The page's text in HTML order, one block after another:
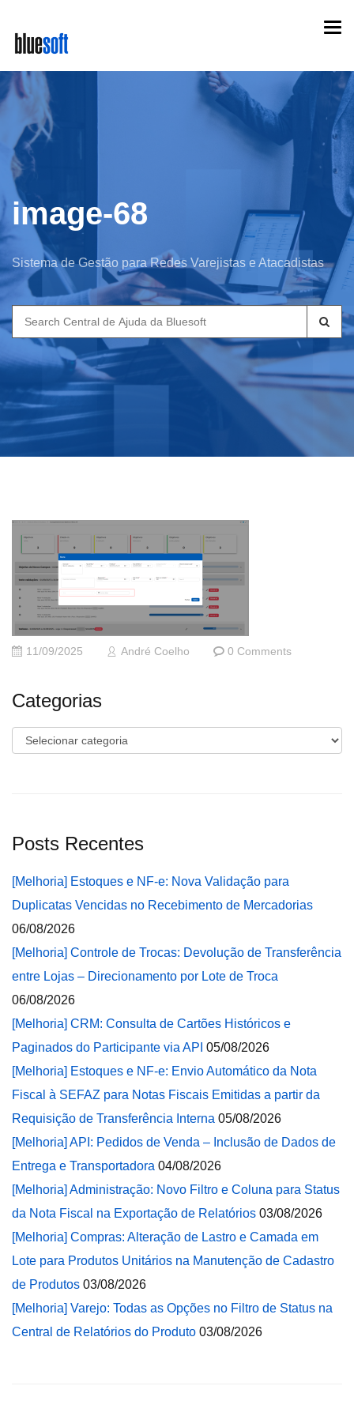
main
content
image-68
Sistema de Gestão para Redes Varejistas e Atacadistas
Search
for:
11/09/2025 André Coelho 0 Comments
Categorias
Categorias
Posts Recentes
[Melhoria] Estoques e NF-e: Nova Validação para
Duplicatas Vencidas no Recebimento de Mercadorias
06/08/2026
[Melhoria] Controle de Trocas: Devolução de Transferência
entre Lojas – Direcionamento por Lote de Troca
06/08/2026
[Melhoria] CRM: Consulta de Cartões Históricos e
Paginados do Participante via API 05/08/2026
[Melhoria] Estoques e NF-e: Envio Automático da Nota
Fiscal à SEFAZ para Notas Fiscais Emitidas a partir da
Requisição de Transferência Interna 05/08/2026
[Melhoria] API: Pedidos de Venda – Inclusão de Dados de
Entrega e Transportadora 04/08/2026
[Melhoria] Administração: Novo Filtro e Coluna para Status
da Nota Fiscal na Exportação de Relatórios 03/08/2026
[Melhoria] Compras: Alteração de Lastro e Camada em
Lote para Produtos Unitários na Manutenção de Cadastro
de Produtos 03/08/2026
[Melhoria] Varejo: Todas as Opções no Filtro de Status na
Central de Relatórios do Produto 03/08/2026